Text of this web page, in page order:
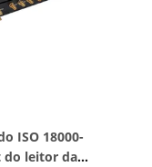
ISO 18000-
do leitor da